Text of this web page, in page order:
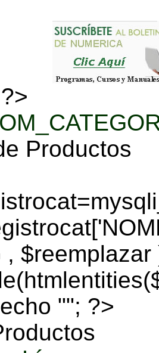
Productos
, $reemplazar
""; ?>